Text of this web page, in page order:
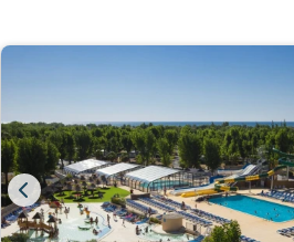
er ren ferie.